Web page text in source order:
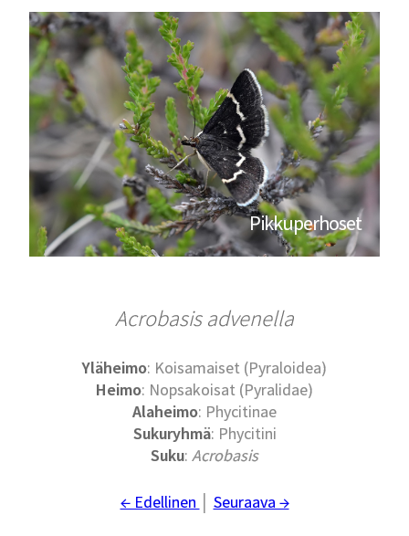
Pikkuperhoset
Acrobasis advenella
Yläheimo: Koisamaiset (Pyraloidea)
Heimo: Nopsakoisat (Pyralidae)
Alaheimo: Phycitinae
Sukuryhmä: Phycitini
Suku: Acrobasis
← Edellinen Seuraava →